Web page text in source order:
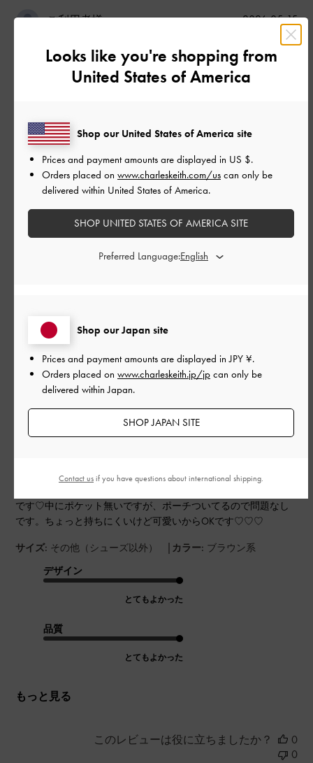
ご利用者様
便利です
サイズ: その他（シューズ以外） |カラー: ホワイト系
デザイン
よかった
公
日
2026-05-15
このレビューは役に立ちましたか？
一目惚れです♡
です♡中にポケット無いですが、ポーチついてるので問題なし
です。ちょっと持ちにくいけど可愛いからOKです♡♡♡
サイズ: その他（シューズ以外） | カラー: ブラウン系
デザイン
とてもよかった
品質
とてもよかった
もっと見る
このレビューは役に立ちましたか？
0
0
Looks like you're shopping from
United States of America
Shop our Japan site
Prices and payment amounts are displayed inJPY ¥.
Orders placed on www.charleskeith.jp/jp can only be
delivered within Japan.
SHOP JAPAN SITE
Shop our United States of America site
Prices and payment amounts are displayed in US $.
Orders placed on www.charleskeith.com/us can only be
delivered within United States of America.
SHOP UNITED STATES OF AMERICA SITE
Preferred Language:
Contact usif you have questions about international shipping.